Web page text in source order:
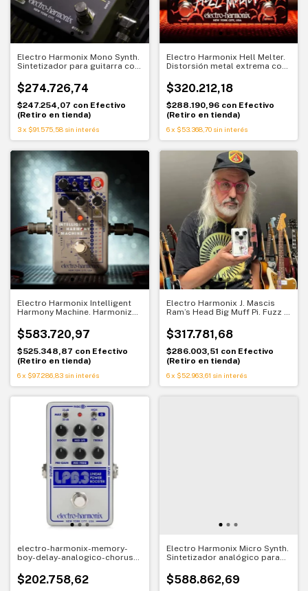
Electro Harmonix Mono Synth.
Sintetizador para guitarra con
límites
$274.726,74
$247.254,07 con Efectivo
(Retiro en tienda)
3x $91.575,58 sin interés
Electro Harmonix Hell Melter.
Distorsión metal extrema con
$320.212,18
$288.190,96 con Efectivo
(Retiro en tienda)
6 x $53.368,70 sin interés
Electro Harmonix Intelligent
Harmony Machine. Harmonizer
perfectas al instante
$583.720,97
$525.348,87 con Efectivo
(Retiro en tienda)
6x $97.286,83 sin interés
Electro Harmonix J. Mascis
Ram’s Head Big Muff Pi. Fuzz /
icónico del rock alternativo
$317.781,68
$286.003,51 con Efectivo
(Retiro en tienda)
6 x $52.963,61 sin interés
electro-harmonix-memory-
boy-delay-analogico-chorus-
$202.758,62
Electro Harmonix Micro Synth.
Sintetizador analógico para
ilimitado
$588.862,69